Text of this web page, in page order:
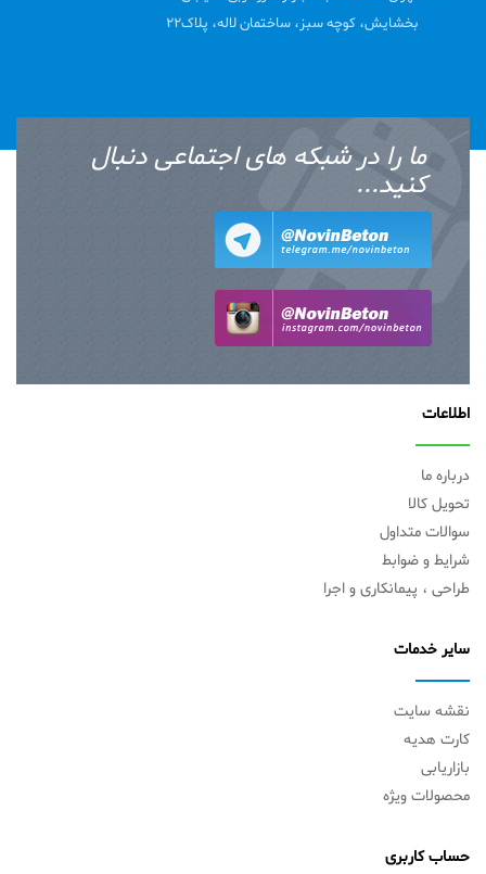
بخشایش، کوچه سبز، ساختمان لاله، پلاک22
ما را در شبکه های اجتماعی دنبال
کنید...
اطلاعات
درباره ما
تحویل کالا
سوالات متداول
شرایط و ضوابط
طراحی ، پیمانکاری و اجرا
سایر خدمات
نقشه سایت
کارت هدیه
بازاریابی
محصولات ویژه
حساب کاربری